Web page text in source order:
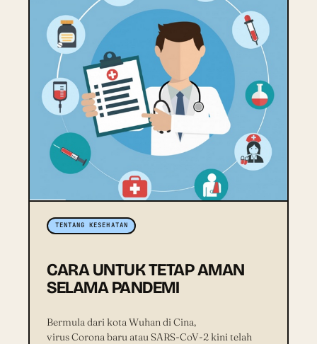
TENTANG KESEHATAN
CARA UNTUK TETAP AMAN
SELAMA PANDEMI
Bermula dari kota Wuhan di Cina,
virus Corona baru atau SARS-CoV-2 kini telah